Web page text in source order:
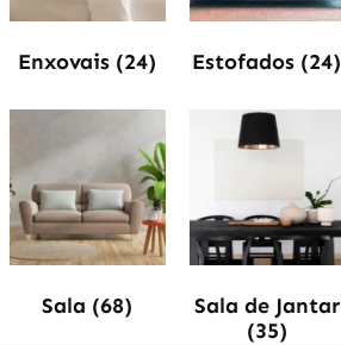
Enxovais (24) Estofados (24)
Sala (68)
Sala de Jantar
(35)